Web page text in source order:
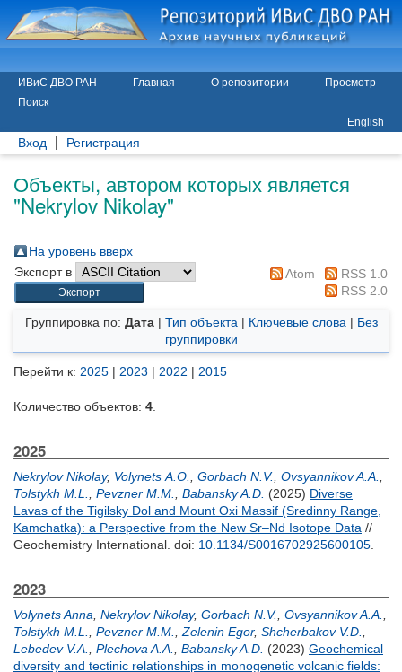
ИВиС ДВО РАН Главная О репозитории
Просмотр
Поиск
English
Вход Регистрация
Объекты, автором которых является
"Nekrylov Nikolay"
На уровень вверх
Экспорт в
Atom
RSS 1.0
RSS 2.0
Группировка по: Дата| Тип объекта | Ключевые слова | Без
группировки
Перейти к: 2025 | 2023 | 2022 | 2015
Количество объектов: 4
2025
Nekrylov Nikolay, Volynets А.О. Gorbach N.V. Ovsyannikov A.A.
Tolstykh M.L.
Pevzner M.M. Babansky A.D. (2025) Diverse
Lavas of the Tigilsky Dol and Mount Oxi Massif (Sredinny Range,
Kamchatka): a Perspective from the New Sr–Nd Isotope Data //
Geochemistry International. doi: 10.1134/S0016702925600105
2023
Volynets Anna Nekrylov Nikolay, Gorbach N.V. Ovsyannikov A.A.
Tolstykh M.L.
Pevzner M.M. Zelenin Egor, Shcherbakov V.D.
Lebedev V.A.
Plechova A.A. Babansky A.D. (2023) Geochemical
diversity and tectinic relationships in monogenetic volcanic fields: